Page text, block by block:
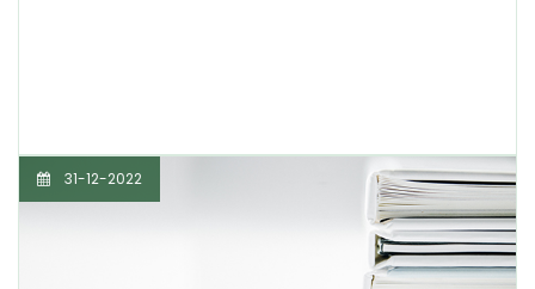
31-12-2022